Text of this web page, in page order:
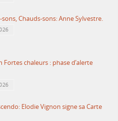
Chauds-sons: Anne Sylvestre.
Fortes chaleurs : phase d’alerte
Elodie Vignon signe sa Carte